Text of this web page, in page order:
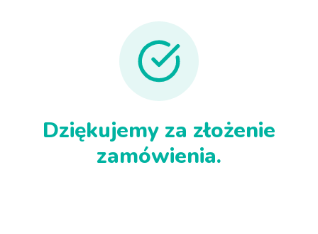
Dziękujemy za złożenie
zamówienia.